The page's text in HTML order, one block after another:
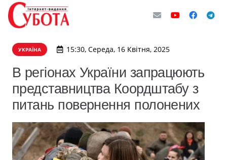
УКРАЇНА 15:30, Середа, 16 Квітня, 2025
В регіонах України запрацюють
представництва Коордштабу з
питань повернення полонених